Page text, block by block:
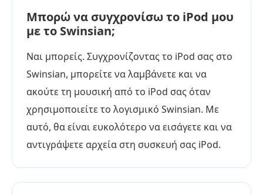
Μπορώ να συγχρονίσω το iPod μου
με το Swinsian;
Ναι μπορείς. Συγχρονίζοντας το iPod σας στο
Swinsian, μπορείτε να λαμβάνετε και να
ακούτε τη μουσική από το iPod σας όταν
χρησιμοποιείτε το λογισμικό Swinsian. Με
αυτό, θα είναι ευκολότερο να εισάγετε και να
αντιγράψετε αρχεία στη συσκευή σας iPod.